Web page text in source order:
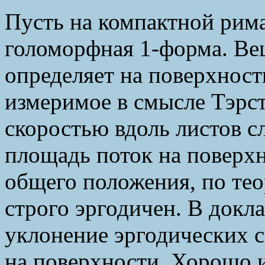
Пусть на компактной
голоморфная 1-форма.
определяет на
измеримое в смысле
скоростью вдоль листов
площадь поток на
общего положения, по
строго эргодичен. В
уклонение